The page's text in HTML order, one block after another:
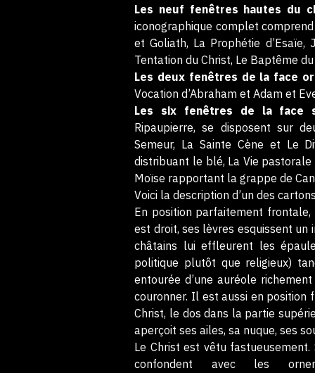
Les neuf fenêtres hautes du
iconographique complet
et Goliath, La Prophétie d’Esaïe,
Tentation du Christ, Le Baptême
Les deux fenêtres de la face
Vocation d’Abraham et Adam et
Les six fenêtres de la face
Ripaupierre, se disposent sur
Semeur, La Sainte Cène et Le
distribuant le blé, La Vie
Moïse rapportant la grappe de
Voici la description d’un des
En position parfaitement frontale,
est droit, ses lèvres esquissent
châtains lui effleurent les
politique plutôt que religieux)
entourée d’une auréole
couronner. Il est aussi en position
Christ, le dos dans la partie
aperçoit ses ailes, sa nuque, ses
Le Christ est vêtu
confondent avec les